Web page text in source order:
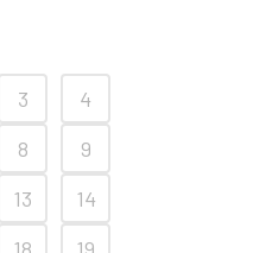
3
4
8
9
13
14